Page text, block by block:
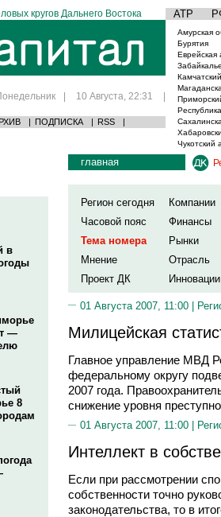
кругов Дальнего Востока АТР
| 10 Августа, 22:31 |
| ПОДПИСКА | RSS |
Амурская
Бурятия
Еврейская
Чукотский
в
—
8
главная
Регион сегодня
Компании
Часовой пояс
Финансы
Тема номера
Рынки
Мнение
Отрасль
Проект ДК
Инновации
01 Августа 2007, 11:00 |
Милицейская
Главное управление МВД
федеральному округу
2007 года.
снижение уровня
01 Августа 2007, 11:00 |
Интеллект в
Если при рассмотрении
собственности точно
законодательства, то в